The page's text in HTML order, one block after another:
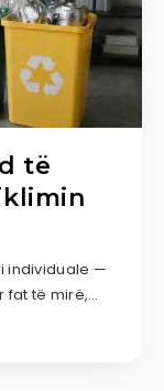
të
individuale —
fat të mirë,…